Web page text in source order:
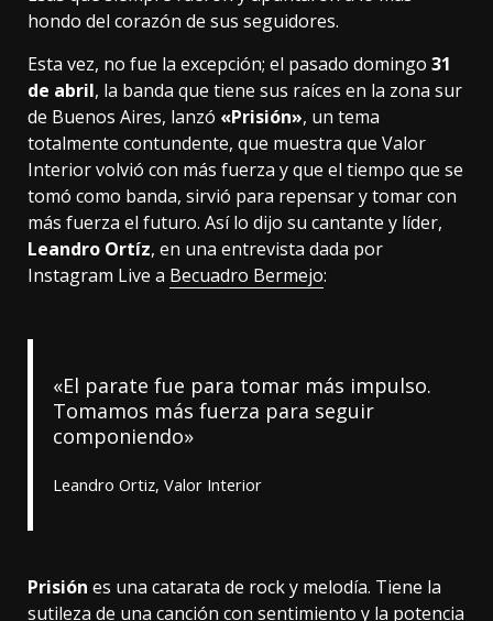
hondo del corazón de sus seguidores.
Esta vez, no fue la excepción; el pasado domingo 31
de abril, la banda que tiene sus raíces en la zona sur
de Buenos Aires, lanzó «Prisión», un tema
totalmente contundente, que muestra que Valor
Interior volvió con más fuerza y que el tiempo que se
tomó como banda, sirvió para repensar y tomar con
más fuerza el futuro. Así lo dijo su cantante y líder,
Leandro Ortíz, en una entrevista dada por
Instagram Live a Becuadro Bermejo:
«El parate fue para tomar más impulso.
Tomamos más fuerza para seguir
componiendo»
Leandro Ortiz, Valor Interior
Prisión es una catarata de rock y melodía. Tiene la
sutileza de una canción con sentimiento y la potencia